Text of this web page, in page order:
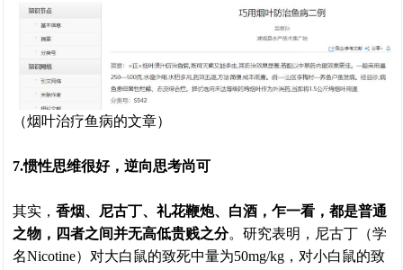
（烟叶治疗鱼病的文章）
7.惯性思维很好，逆向思考尚可
其实， 香烟、尼古丁、礼花鞭炮、白酒，乍一看，都是普通
之物，四者之间并无高低贵贱之分。研究表明，尼古丁（学
名Nicotine）对大白鼠的致死中量为50mg/kg，对小白鼠的致